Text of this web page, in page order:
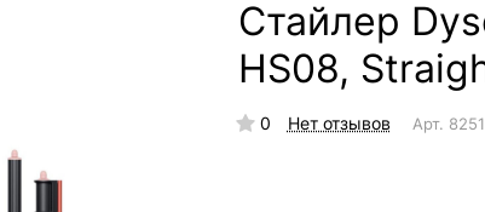
Стайлер
HS08,
0 Нет отзывов Арт. 8251